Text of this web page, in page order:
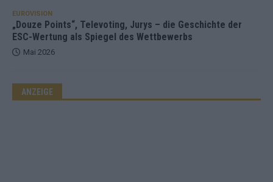
EUROVISION
„Douze Points“, Televoting, Jurys – die Geschichte der
ESC-Wertung als Spiegel des Wettbewerbs
Mai 2026
ANZEIGE